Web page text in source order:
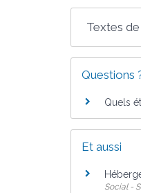
Textes
Questions
Quels
Et aussi
Social -